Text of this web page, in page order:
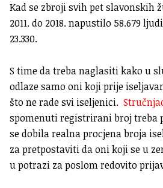
Kad se zbroji svih pet slavonskih
2011. do 2018. napustilo 58.679
23.330.
S time da treba naglasiti kako u
odlaze samo oni koji prije
što ne rade svi iseljenici.
spomenuti registrirani broj treba
se dobila realna procjena broja
za pretpostaviti da oni koji se u
u potrazi za poslom redovito